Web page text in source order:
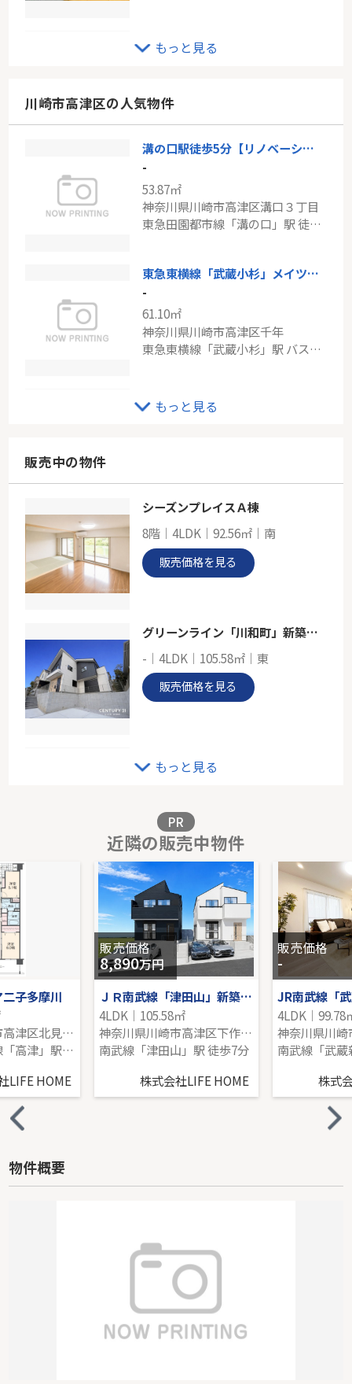
-
神奈川県川崎市宮前区梶ケ谷
82.13㎡
神奈川県川崎市多摩区堰２丁目
もっと見る
川崎市高津区の人気物件
溝の口駅徒歩5分【リノベーション済・角住戸】アーバンコート溝の口
-
53.87㎡
神奈川県川崎市高津区溝口３丁目
東急田園都市線「溝の口」駅 徒歩5分
東急東横線「武蔵小杉」メイツ武蔵小杉富士見台
-
61.10㎡
神奈川県川崎市高津区千年
東急東横線「武蔵小杉」駅 バス14分 「影向寺」 停歩2分
JR南武線「武蔵新城」売地
-
-
57.06㎡
神奈川県川崎市高津区蟹ケ谷
もっと見る
販売中の物件
シーズンプレイスＡ棟
8階｜4LDK｜92.56㎡｜南
販売価格を見る
グリーンライン「川和町」新築戸建
-｜4LDK｜105.58㎡｜東
販売価格を見る
販売価格を見る
小田急線「読売ランド前」新築分譲
-｜4LDK｜99.36㎡｜-
販売価格を見る
もっと見る
PR
近隣の販売中物件
子多摩川
神奈川県川崎市高津区北見方２丁目
東急田園都市線「高津」駅 徒歩14分
LIFE HOME
販売価格
8,890万円
ＪＲ南武線「津田山」新築戸建
4LDK｜105.58㎡
神奈川県川崎市高津区下作延７丁目
南武線「津田山」駅 徒歩7分
株式会社LIFE HOME
販売価格
-
4LDK｜99.78
神奈川県川
株式
物件概要